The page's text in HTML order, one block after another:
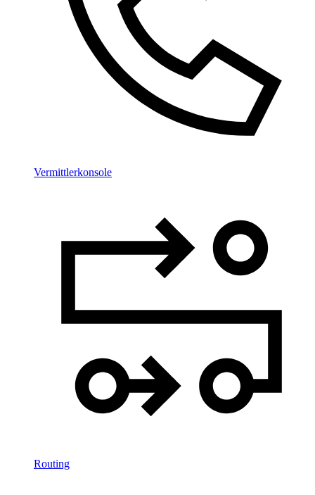
Vermittlerkonsole
Routing